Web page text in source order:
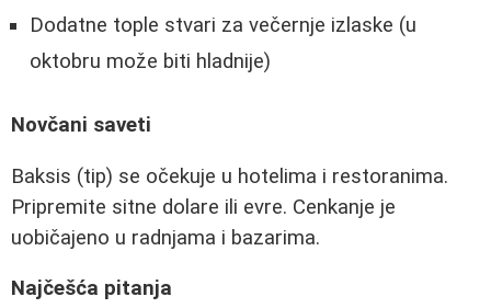
Dodatne tople stvari za večernje izlaske (u
oktobru može biti hladnije)
Novčani saveti
Baksis (tip) se očekuje u hotelima i restoranima.
Pripremite sitne dolare ili evre. Cenkanje je
uobičajeno u radnjama i bazarima.
Najčešća pitanja